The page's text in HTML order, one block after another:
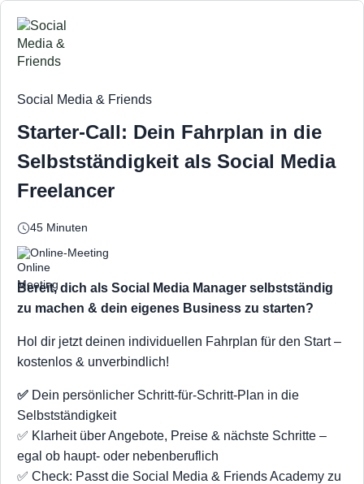
Social Media & Friends
Starter-Call: Dein Fahrplan in die
Selbstständigkeit als Social Media
Freelancer
45 Minuten
Online-Meeting
Bereit, dich als Social Media Manager selbstständig
zu machen & dein eigenes Business zu starten?
Hol dir jetzt deinen individuellen Fahrplan für den Start –
kostenlos & unverbindlich!
✅ Dein persönlicher Schritt-für-Schritt-Plan in die
Selbstständigkeit
✅ Klarheit über Angebote, Preise & nächste Schritte –
egal ob haupt- oder nebenberuflich
✅ Check: Passt die Social Media & Friends Academy zu